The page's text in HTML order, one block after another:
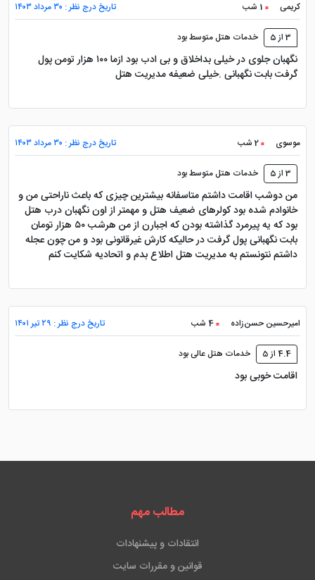
کریمی 1 شب تاریخ درج نظر : ۳۰ مرداد ۱۴۰۳
3 از 5 خدمات هتل متوسط بود
نگهبان جلوی در خیلی بداخلاق و بی ادب بود ازما ۱۰۰ هزار تومن پول
گرفت بابت نگهبانی .خیلی ضعیفه مدیریت هتل
موسوی 2 شب تاریخ درج نظر : ۳۰ مرداد ۱۴۰۳
3 از 5 خدمات هتل متوسط بود
من دوشب اقامت داشتم متاسفانه بیشترین چیزی که باعث ناراحتی من و
خانوادم شده بود کولرهای ضعیف هتل و مهمتر از اون نگهبان درب هتل
بود که یه پیرمرد گذاشته بودن که اجبارن از من هرشب ۵۰ هزار تومان
بابت نگهبانی پول گرفت در حالیکه کارش غیرقانونی بود و من چون عجله
داشتم نتونستم به مدیریت هتل اطلاع بدم و اتحادیه شکایت کنم
امیرحسین حسن‌زاده 4 شب تاریخ درج نظر : ۲۹ تیر ۱۴۰۱
4.4 از 5 خدمات هتل عالی بود
اقامت خوبی بود
مطالب مهم
انتقادات و پیشنهادات
قوانین و مقررات سایت